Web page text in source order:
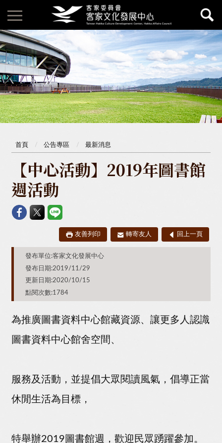
首頁 公告專區 最新消息
【中心活動】2019年圖書館
週活動
友善列印 轉寄友人 回上一頁
發布單位:客家文化發展中心
發布日期:2019/11/29
更新日期:2020/10/15
點閱次數:1784
為推廣圖書資料中心館藏資源、讓更多人認識
圖書資料中心館舍空間、
服務及活動，並提倡大眾閱讀風氣，倡導正當
休閒生活為目標，
特舉辦2019圖書館週，歡迎民眾踴躍參加。